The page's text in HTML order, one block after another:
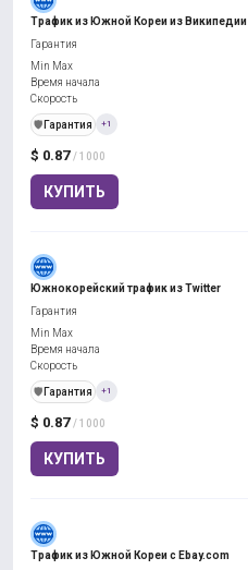
Трафик из Южной Кореи из Википедии
$ 0.87 / 1000
КУПИТЬ
Гарантия
Min Max
Время начала
Скорость
️🛡️ Гарантия +1
Южнокорейский трафик из Twitter
$ 0.87 / 1000
КУПИТЬ
Гарантия
Min Max
Время начала
Скорость
️🛡️ Гарантия +1
Трафик из Южной Кореи с Ebay.com